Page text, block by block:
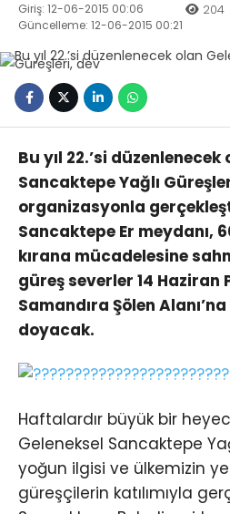
Giriş: 12-06-2015 00:06
Güncelleme: 12-06-2015 00:21
204
Bu yıl 22.’si
Sancaktepe Yağlı
organizasyonla
Sancaktepe Er meydanı,
kırana mücadelesine
güreş severler 14 Haziran
Samandıra Şölen
doyacak.
Haftalardır büyük bir
Geleneksel Sancaktepe
yoğun ilgisi ve ülkemizin
güreşçilerin katılımıyla